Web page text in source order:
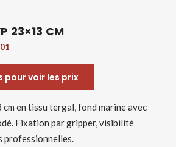
23×13 CM
pour voir les prix
cm en tissu tergal, fond marine avec
Fixation par gripper, visibilité
professionnelles.